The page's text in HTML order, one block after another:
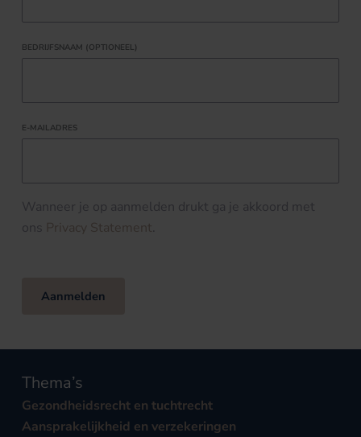
BEDRIJFSNAAM (OPTIONEEL)
E-MAILADRES
Wanneer je op aanmelden drukt ga je akkoord met
ons Privacy Statement.
Aanmelden
Thema’s
Gezondheidsrecht en tuchtrecht
Aansprakelijkheid en verzekeringen